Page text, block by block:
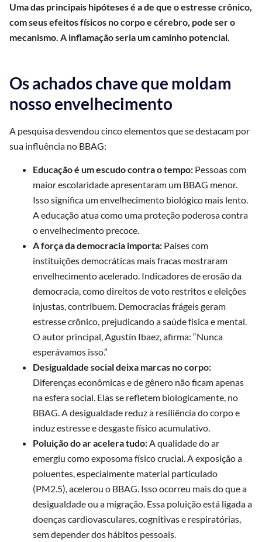
Uma das principais hipóteses é a de que o estresse crônico,
com seus efeitos físicos no corpo e cérebro, pode ser o
mecanismo. A inflamação seria um caminho potencial.
Os achados chave que moldam
nosso envelhecimento
A pesquisa desvendou cinco elementos que se destacam por
sua influência no BBAG:
Educação é um escudo contra o tempo: Pessoas com
maior escolaridade apresentaram um BBAG menor.
Isso significa um envelhecimento biológico mais lento.
A educação atua como uma proteção poderosa contra
o envelhecimento precoce.
A força da democracia importa: Países com
instituições democráticas mais fracas mostraram
envelhecimento acelerado. Indicadores de erosão da
democracia, como direitos de voto restritos e eleições
injustas, contribuem. Democracias frágeis geram
estresse crônico, prejudicando a saúde física e mental.
O autor principal, Agustín Ibaez, afirma: “Nunca
esperávamos isso.”
Desigualdade social deixa marcas no corpo:
Diferenças econômicas e de gênero não ficam apenas
na esfera social. Elas se refletem biologicamente, no
BBAG. A desigualdade reduz a resiliência do corpo e
induz estresse e desgaste físico acumulativo.
Poluição do ar acelera tudo:A qualidade do ar
emergiu como exposoma físico crucial. A exposição a
poluentes, especialmente material particulado
(PM2.5), acelerou o BBAG. Isso ocorreu mais do que a
desigualdade ou a migração. Essa poluição está ligada a
doenças cardiovasculares, cognitivas e respiratórias,
sem depender dos hábitos pessoais.